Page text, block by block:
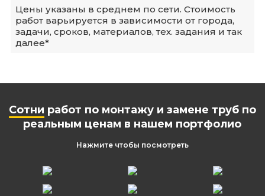
Цены указаны в среднем по сети. Стоимость
работ варьируется в зависимости от города,
задачи, сроков, материалов, тех. задания и так
далее*
Сотни работ по монтажу и замене труб по
реальным ценам в нашем портфолио
Нажмите чтобы посмотреть